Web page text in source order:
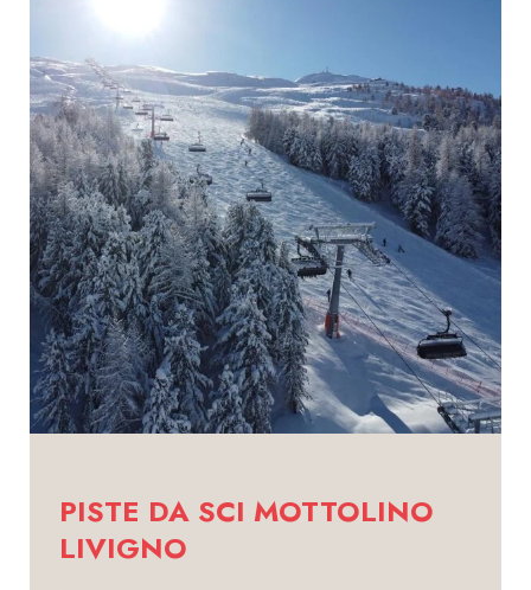
PISTE DA SCI MOTTOLINO
LIVIGNO